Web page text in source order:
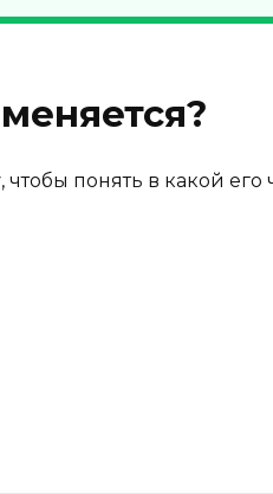
понять в какой его